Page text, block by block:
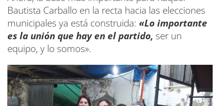
Bautista Carballo en la recta hacia las elecciones
municipales ya está construida: «Lo importante
es la unión que hay en el partido, ser un
equipo, y lo somos».